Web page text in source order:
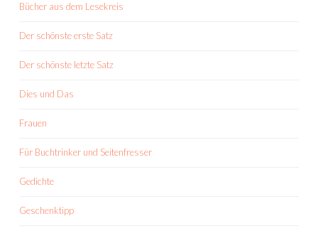
Bücher aus dem Lesekreis
Der schönste erste Satz
Der schönste letzte Satz
Dies und Das
Frauen
Für Buchtrinker und Seitenfresser
Gedichte
Geschenktipp